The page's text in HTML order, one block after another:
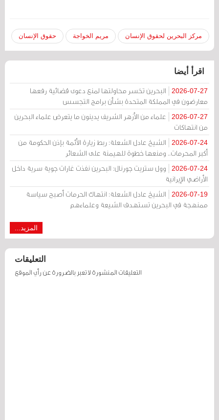
مركز البحرين لحقوق الإنسان مريم الخواجة حقوق الإنسان
اقرأ أيضا
2026-07-27
البحرين تخسر محاولتها لمنع دعوى قضائية رفعها
معارضون في المملكة المتحدة بشأن برامج التجسس
2026-07-27
علماء من الأزهر الشريف يدينون ما يتعرض علماء البحرين
من انتهاكات
2026-07-24
الشيخ عادل الشعلة: ربط زيارة الأئمة بإذن الحكومة من
أكبر المحرمات.. ومنعها خطوة للهيمنة على الشعائر
2026-07-24
وول ستريت جورنال: البحرين نفذت غارات جوية سرية داخل
الأراضي الإيرانية
2026-07-19
الشيخ عادل الشعلة: انتهاك الحرمات أصبح سياسة
ممنهجة في البحرين تستهدف الشيعة وعلماءهم
المزيد...
التعليقات
التعليقات المنشورة لا تعبر بالضرورة عن رأي الموقع